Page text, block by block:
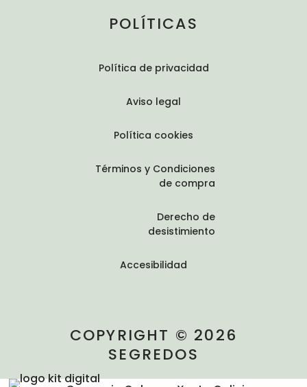
POLÍTICAS
Política de privacidad
Aviso legal
Política cookies
Términos y Condiciones
de compra
Derecho de
desistimiento
Accesibilidad
COPYRIGHT © 2026
SEGREDOS